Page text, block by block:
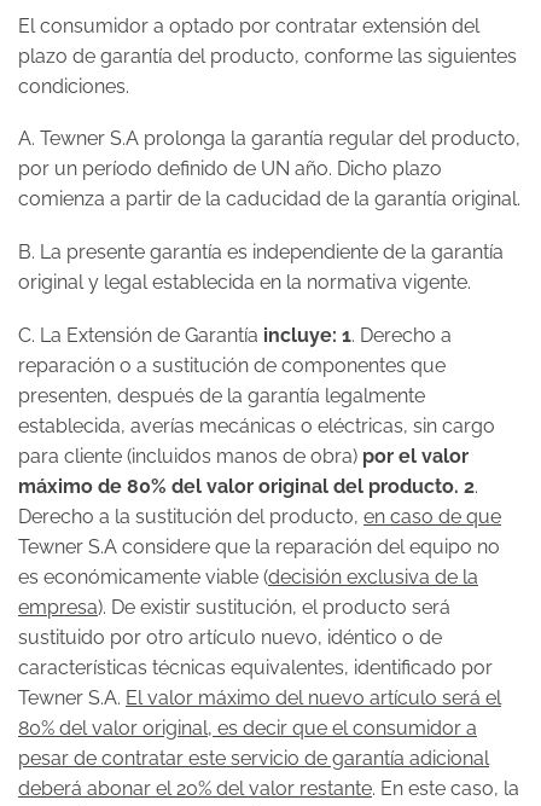
El consumidor a optado por contratar extensión del
plazo de garantía del producto, conforme las siguientes
condiciones.
A. Tewner S.A prolonga la garantía regular del producto,
por un período definido de UN año. Dicho plazo
comienza a partir de la caducidad de la garantía original.
B. La presente garantía es independiente de la garantía
original y legal establecida en la normativa vigente.
C. La Extensión de Garantía incluye: 1. Derecho a
reparación o a sustitución de componentes que
presenten, después de la garantía legalmente
establecida, averías mecánicas o eléctricas, sin cargo
para cliente (incluidos manos de obra) por el valor
máximo de 80% del valor original del producto. 2.
Derecho a la sustitución del producto, en caso de que
Tewner S.A considere que la reparación del equipo no
es económicamente viable (decisión exclusiva de la
empresa). De existir sustitución, el producto será
sustituido por otro artículo nuevo, idéntico o de
características técnicas equivalentes, identificado por
Tewner S.A. El valor máximo del nuevo artículo será el
80% del valor original, es decir que el consumidor a
pesar de contratar este servicio de garantía adicional
deberá abonar el 20% del valor restante. En este caso, la